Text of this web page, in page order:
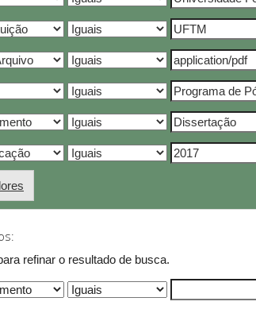
refinar o resultado de busca.